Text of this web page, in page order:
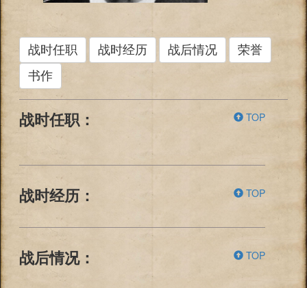
战时任职 战时经历 战后情况
荣誉
书作
战时任职： TOP
战时经历： TOP
战后情况： TOP